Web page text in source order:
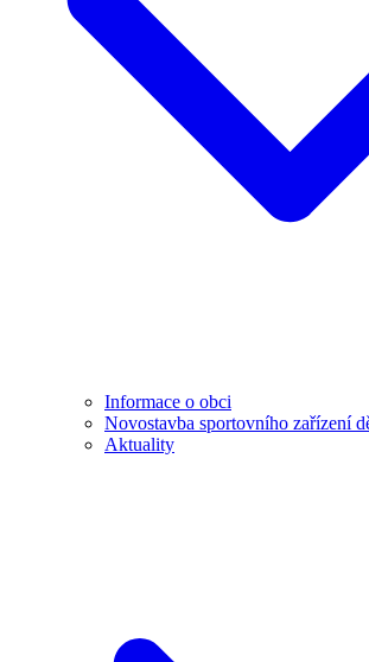
Informace o obci
Novostavba sportovního zařízení
Aktuality